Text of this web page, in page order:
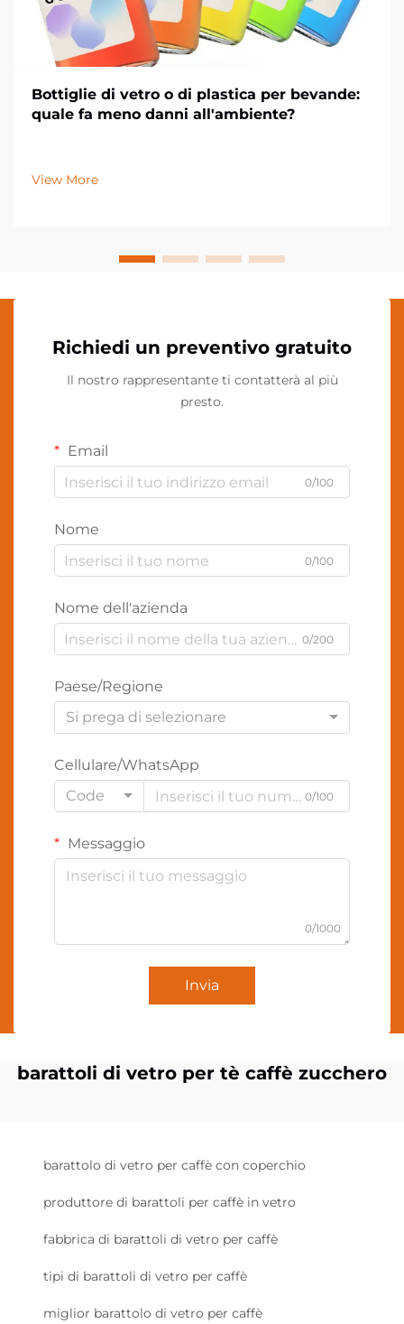
Bottiglie di vetro o di plastica per bevande:
quale fa meno danni all'ambiente?
View More
Richiedi un preventivo gratuito
Il nostro rappresentante ti contatterà al più
presto.
Email
0/100
Nome
0/100
Nome dell'azienda
0/200
Paese/Regione
Si prega di selezionare
Cellulare/WhatsApp
Code
0/100
Messaggio
0/1000
Invia
barattoli di vetro per tè caffè zucchero
barattolo di vetro per caffè con coperchio
produttore di barattoli per caffè in vetro
fabbrica di barattoli di vetro per caffè
tipi di barattoli di vetro per caffè
miglior barattolo di vetro per caffè